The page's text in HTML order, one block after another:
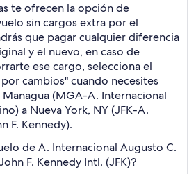
te ofrecen la opción de
sin cargos extra por el
que pagar cualquier diferencia
y el nuevo, en caso de
ese cargo, selecciona el
cambios" cuando necesites
(MGA-A. Internacional
a Nueva York, NY (JFK-A.
F. Kennedy).
de A. Internacional Augusto C.
F. Kennedy Intl. (JFK)?